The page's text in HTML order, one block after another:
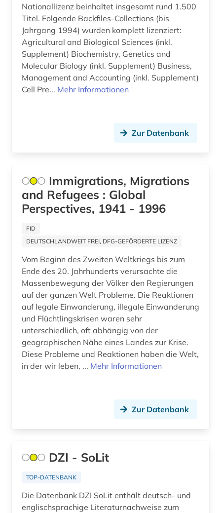
altes testament (12)
altes testament griechisch (1)
altes testament lateinisch (1)
altes ägypten (5)
altfinnisch (1)
altgutnisch (1)
althochdeutsch (4)
altkanaanäisch (1)
altlast (1)
altlastensanierung (1)
altlastsanierung (3)
altniederländisch (2)
altorientalistik (2)
altpersisch (1)
altschwedisch (3)
Nationallizenz beinhaltet insgesamt rund 1.500
Titel. Folgende Backfiles-Collections (bis
Jahrgang 1994) wurden komplett lizenziert:
Agricultural and Biological Sciences (inkl.
Supplement) Biochemistry, Genetics and
Molecular Biology (inkl. Supplement) Business,
Management and Accounting (inkl. Supplement)
Cell Pre... Mehr Informationen
Zur Datenbank
Immigrations, Migrations
and Refugees : Global
Perspectives, 1941 - 1996
FID
DEUTSCHLANDWEIT FREI, DFG-GEFÖRDERTE LIZENZ
Vom Beginn des Zweiten Weltkriegs bis zum
Ende des 20. Jahrhunderts verursachte die
Massenbewegung der Völker den Regierungen
auf der ganzen Welt Probleme. Die Reaktionen
auf legale Einwanderung, illegale Einwanderung
und Flüchtlingskrisen waren sehr
unterschiedlich, oft abhängig von der
geographischen Nähe eines Landes zur Krise.
Diese Probleme und Reaktionen haben die Welt,
in der wir leben, ... Mehr Informationen
Zur Datenbank
DZI - SoLit
TOP-DATENBANK
Die Datenbank DZI SoLit enthält deutsch- und
englischsprachige Literaturnachweise zum